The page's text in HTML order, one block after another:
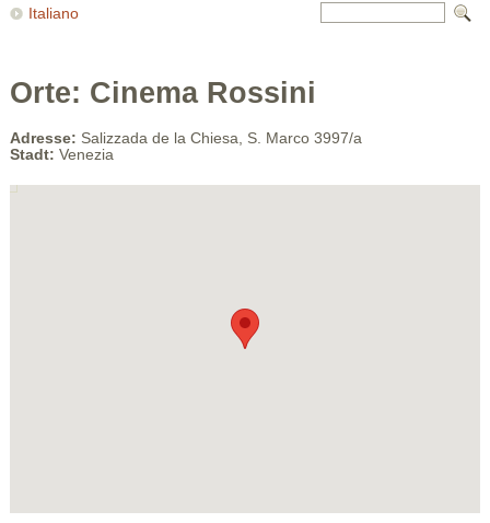
Italiano
Orte: Cinema Rossini
Adresse: Salizzada de la Chiesa, S. Marco 3997/a
Stadt: Venezia